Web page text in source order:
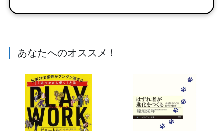
あなたへのオススメ！